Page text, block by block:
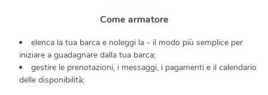
Come armatore
elenca la tua barca e noleggi la - il modo più semplice per
iniziare a guadagnare dalla tua barca;
gestire le prenotazioni, i messaggi, i pagamenti e il calendario
delle disponibilità;